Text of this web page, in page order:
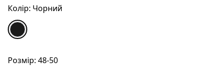
Колір: Чорний
Розмір: 48-50